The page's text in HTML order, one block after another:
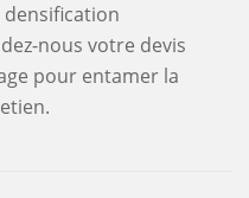
nous votre devis
pour entamer la